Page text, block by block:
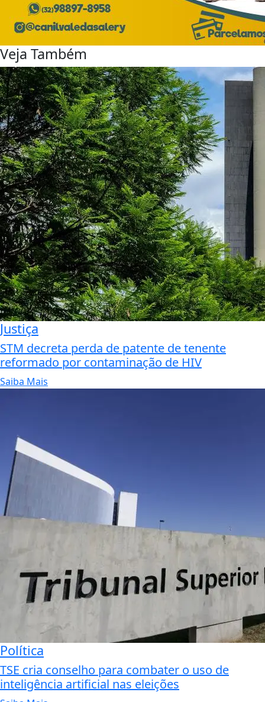
Veja Também
Justiça
STM decreta perda de patente de tenente
reformado por contaminação de HIV
Saiba Mais
Política
TSE cria conselho para combater o uso de
inteligência artificial nas eleições